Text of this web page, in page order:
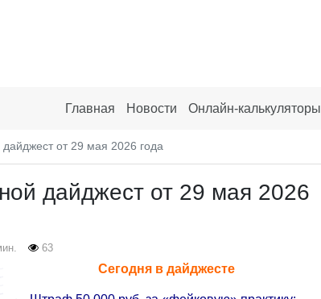
Главная Новости Онлайн-калькуляторы
от 29 мая 2026 года
дайджест от 29 мая 2026
63
Сегодня в дайджесте